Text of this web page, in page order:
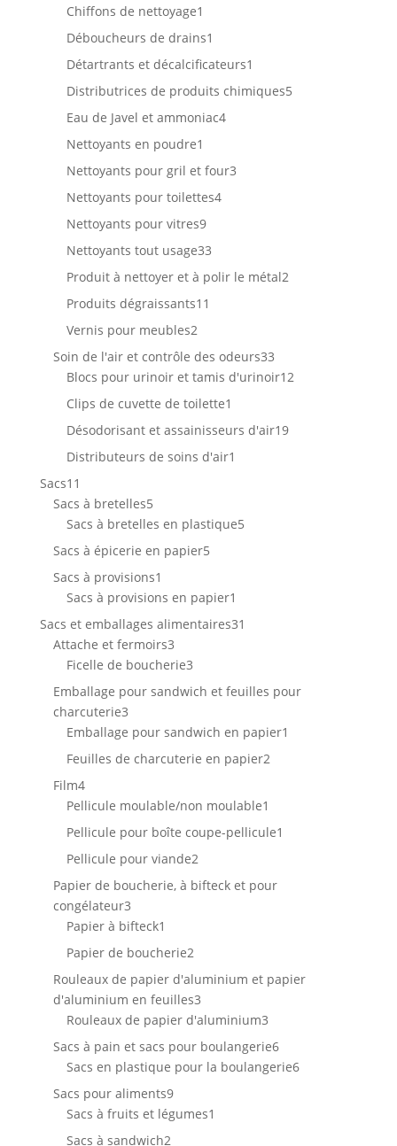
produits
Chiffons de nettoyage1
produit
Déboucheurs de drains1
produit
Détartrants et décalcificateurs1
produit
Distributrices de produits chimiques55
Eau de Javel et ammoniac44
Nettoyants en poudre1
produit
Nettoyants pour gril et four33
Nettoyants pour toilettes44
Nettoyants pour vitres99
produits
Nettoyants tout usage3333
produits
Produit à nettoyer et à polir le métal22
Produits dégraissants11
Vernis pour meubles22
produits
Soin de l'air et contrôle des odeurs3333
produits
Blocs pour urinoir et tamis d'urinoir1212
Clips de cuvette de toilette1
produit
Désodorisant et assainisseurs d'air1919
Distributeurs de soins d'air1
Sacs11
produits
Sacs à bretelles55
produits
Sacs à bretelles en plastique55
Sacs à épicerie en papier55
Sacs à provisions1
produit
Sacs à provisions en papier1
produit
Sacs et emballages alimentaires31
Attache et fermoirs33
produits
Ficelle de boucherie33
produits
Emballage pour sandwich et feuilles pour
charcuterie33
produits
Emballage pour sandwich en papier1
Feuilles de charcuterie en papier22
Film44
produits
Pellicule moulable/non moulable1
produit
Pellicule pour boîte coupe-pellicule1
Pellicule pour viande22
produits
Papier de boucherie, à bifteck et pour
congélateur33
produits
Papier à bifteck1
produit
Papier de boucherie22
produits
Rouleaux de papier d'aluminium et papier
d'aluminium en feuilles33
produits
Rouleaux de papier d'aluminium33
produits
Sacs à pain et sacs pour boulangerie66
produits
Sacs en plastique pour la boulangerie66
Sacs pour aliments99
produits
Sacs à fruits et légumes1
Sacs à sandwich22